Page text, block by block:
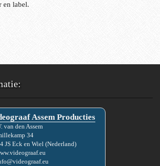
en label.
Assem Producties
van den Assem
34
JS Eck en Wiel (Nederland)